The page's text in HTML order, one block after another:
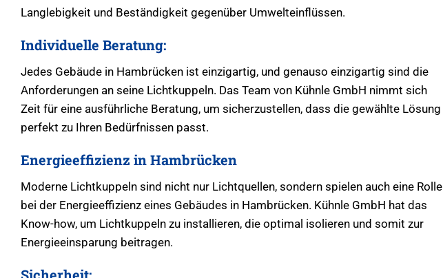
Langlebigkeit und Beständigkeit gegenüber Umwelteinflüssen.
Individuelle Beratung:
Jedes Gebäude in Hambrücken ist einzigartig, und genauso einzigartig sind die
Anforderungen an seine Lichtkuppeln. Das Team von Kühnle GmbH nimmt sich
Zeit für eine ausführliche Beratung, um sicherzustellen, dass die gewählte Lösung
perfekt zu Ihren Bedürfnissen passt.
Energieeffizienz in Hambrücken
Moderne Lichtkuppeln sind nicht nur Lichtquellen, sondern spielen auch eine Rolle
bei der Energieeffizienz eines Gebäudes in Hambrücken. Kühnle GmbH hat das
Know-how, um Lichtkuppeln zu installieren, die optimal isolieren und somit zur
Energieeinsparung beitragen.